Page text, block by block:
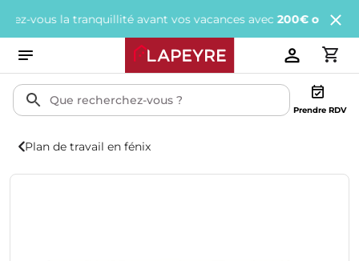
la tranquillité avant vos vacances avec200€ offerts tous les
Prendre RDV
Plan de travail en fénix